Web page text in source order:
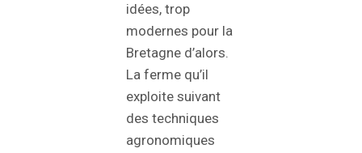
idées, trop
modernes pour la
Bretagne d’alors.
La ferme qu’il
exploite suivant
des techniques
agronomiques